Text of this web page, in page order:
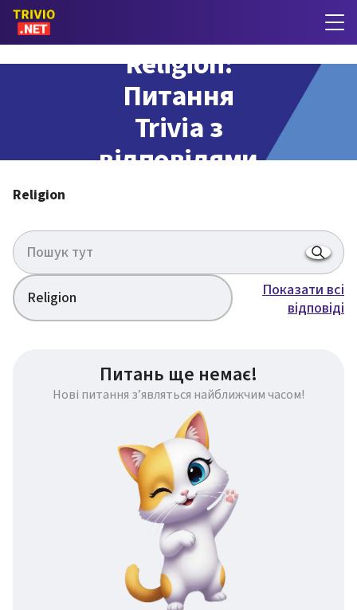
Religion:
Питання
Trivia з
відповідями
Religion
Religion
Показати всі
відповіді
Питань ще немає!
Нові питання з’являться найближчим часом!